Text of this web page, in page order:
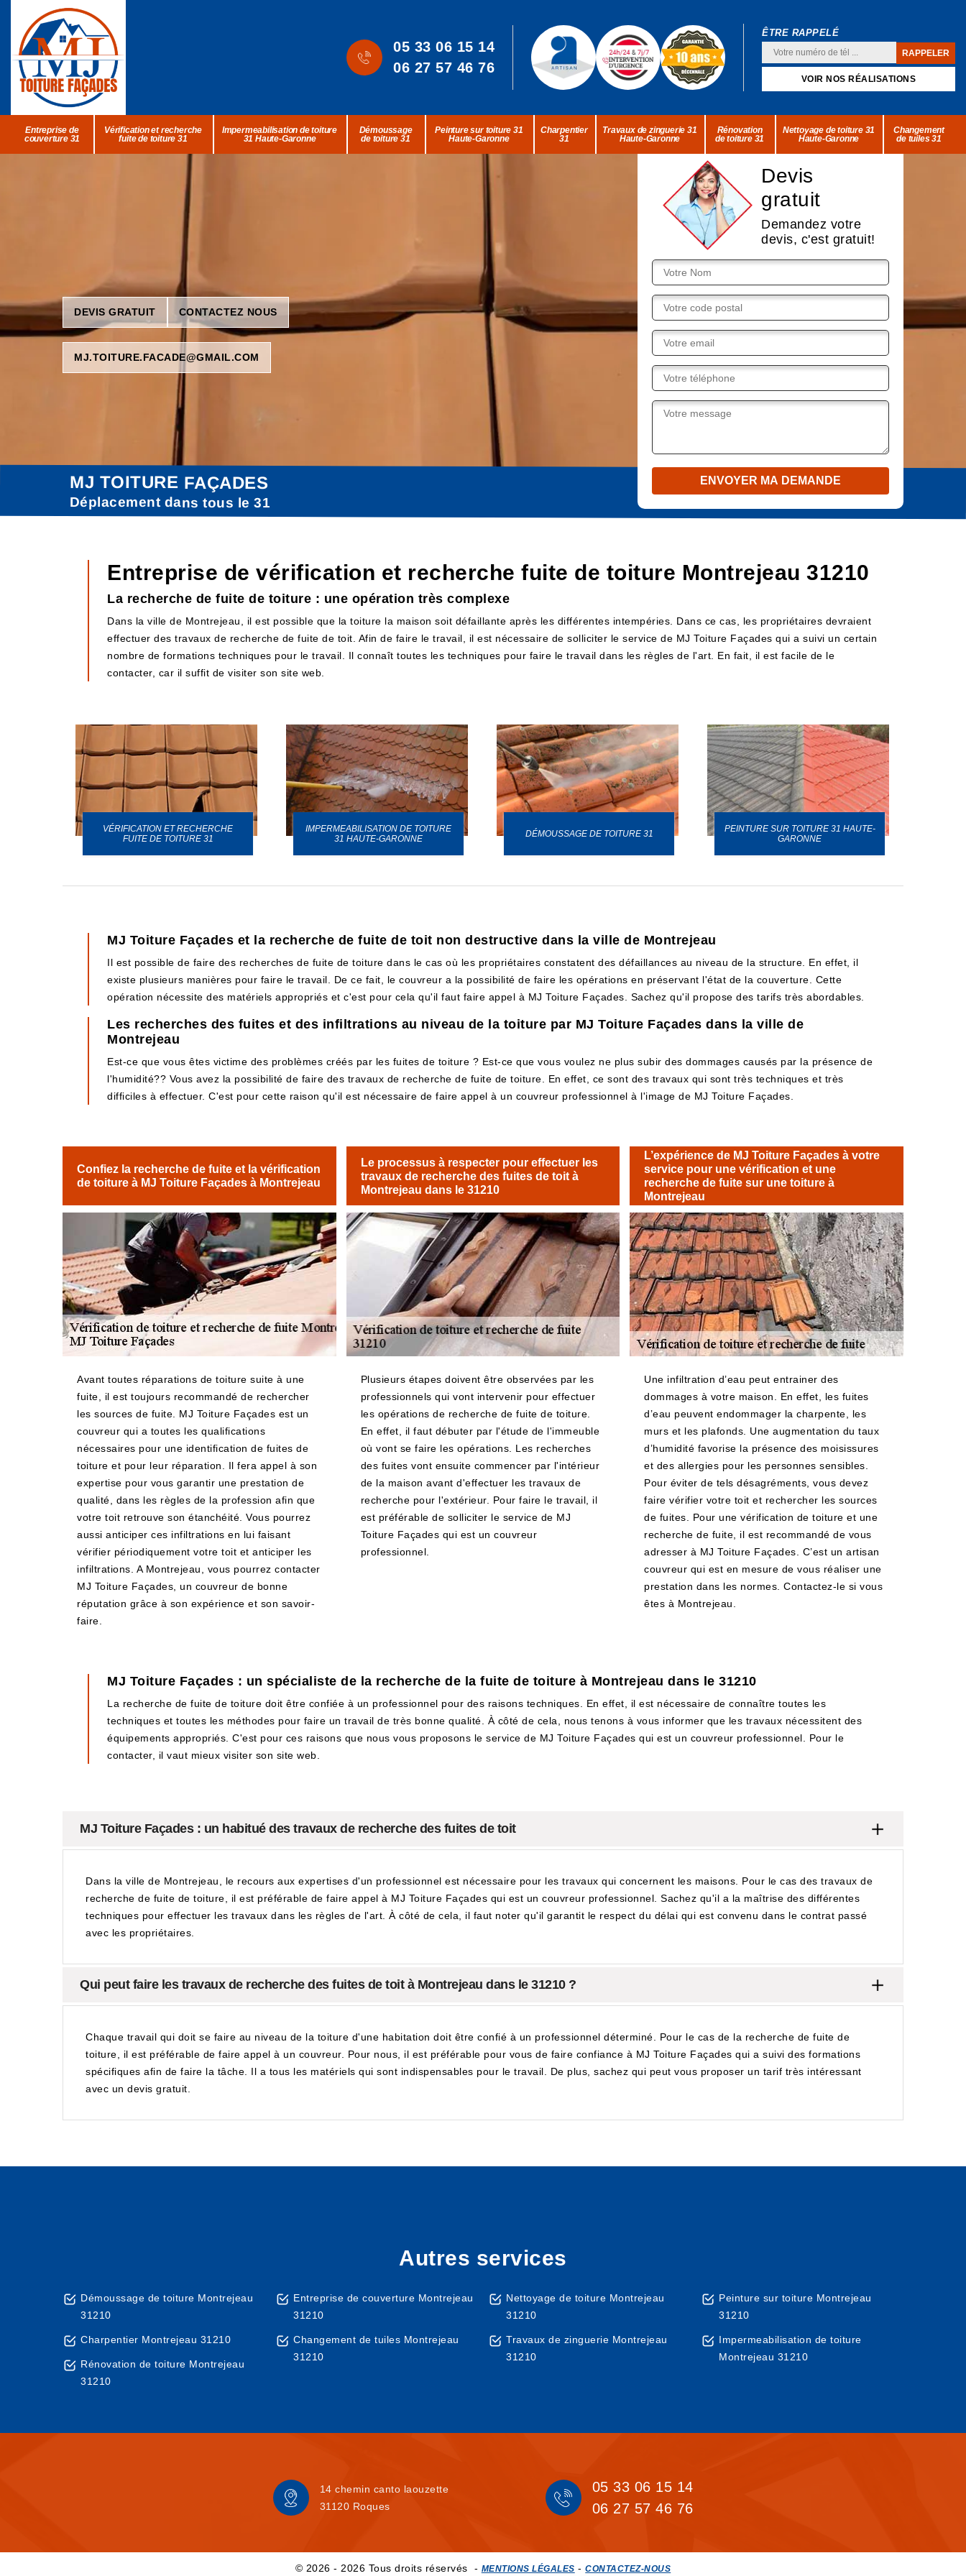
05 33 06 15 14
06 27 57 46 76
ÊTRE RAPPELÉ
VOIR NOS RÉALISATIONS
Entreprise de
couverture 31
Vérification et recherche
fuite de toiture 31
Impermeabilisation de toiture
31 Haute-Garonne
Démoussage
de toiture 31
Peinture sur toiture 31
Haute-Garonne
Charpentier
31
Travaux de zinguerie 31
Haute-Garonne
Rénovation
de toiture 31
Nettoyage de toiture 31
Haute-Garonne
Changement
de tuiles 31
DEVIS GRATUIT CONTACTEZ NOUS
MJ.TOITURE.FACADE@GMAIL.COM
Devis
gratuit
Demandez votre
devis, c'est gratuit!
MJ TOITURE FAÇADES
Déplacement dans tous le 31
Entreprise de vérification et recherche fuite de toiture Montrejeau 31210
La recherche de fuite de toiture : une opération très complexe
Dans la ville de Montrejeau, il est possible que la toiture la maison soit défaillante après les différentes intempéries. Dans ce cas, les propriétaires devraient
effectuer des travaux de recherche de fuite de toit. Afin de faire le travail, il est nécessaire de solliciter le service de MJ Toiture Façades qui a suivi un certain
nombre de formations techniques pour le travail. Il connaît toutes les techniques pour faire le travail dans les règles de l'art. En fait, il est facile de le
contacter, car il suffit de visiter son site web.
VÉRIFICATION ET RECHERCHE
FUITE DE TOITURE 31
IMPERMEABILISATION DE TOITURE
31 HAUTE-GARONNE
DÉMOUSSAGE DE TOITURE 31
PEINTURE SUR TOITURE 31 HAUTE-
GARONNE
MJ Toiture Façades et la recherche de fuite de toit non destructive dans la ville de Montrejeau
Il est possible de faire des recherches de fuite de toiture dans le cas où les propriétaires constatent des défaillances au niveau de la structure. En effet, il
existe plusieurs manières pour faire le travail. De ce fait, le couvreur a la possibilité de faire les opérations en préservant l'état de la couverture. Cette
opération nécessite des matériels appropriés et c'est pour cela qu'il faut faire appel à MJ Toiture Façades. Sachez qu'il propose des tarifs très abordables.
Les recherches des fuites et des infiltrations au niveau de la toiture par MJ Toiture Façades dans la ville de
Montrejeau
Est-ce que vous êtes victime des problèmes créés par les fuites de toiture ? Est-ce que vous voulez ne plus subir des dommages causés par la présence de
l'humidité?? Vous avez la possibilité de faire des travaux de recherche de fuite de toiture. En effet, ce sont des travaux qui sont très techniques et très
difficiles à effectuer. C'est pour cette raison qu'il est nécessaire de faire appel à un couvreur professionnel à l'image de MJ Toiture Façades.
Confiez la recherche de fuite et la vérification
de toiture à MJ Toiture Façades à Montrejeau
Avant toutes réparations de toiture suite à une
fuite, il est toujours recommandé de rechercher
les sources de fuite. MJ Toiture Façades est un
couvreur qui a toutes les qualifications
nécessaires pour une identification de fuites de
toiture et pour leur réparation. Il fera appel à son
expertise pour vous garantir une prestation de
qualité, dans les règles de la profession afin que
votre toit retrouve son étanchéité. Vous pourrez
aussi anticiper ces infiltrations en lui faisant
vérifier périodiquement votre toit et anticiper les
infiltrations. A Montrejeau, vous pourrez contacter
MJ Toiture Façades, un couvreur de bonne
réputation grâce à son expérience et son savoir-
faire.
Le processus à respecter pour effectuer les
travaux de recherche des fuites de toit à
Montrejeau dans le 31210
Plusieurs étapes doivent être observées par les
professionnels qui vont intervenir pour effectuer
les opérations de recherche de fuite de toiture.
En effet, il faut débuter par l'étude de l'immeuble
où vont se faire les opérations. Les recherches
des fuites vont ensuite commencer par l'intérieur
de la maison avant d'effectuer les travaux de
recherche pour l'extérieur. Pour faire le travail, il
est préférable de solliciter le service de MJ
Toiture Façades qui est un couvreur
professionnel.
L’expérience de MJ Toiture Façades à votre
service pour une vérification et une
recherche de fuite sur une toiture à
Montrejeau
Une infiltration d’eau peut entrainer des
dommages à votre maison. En effet, les fuites
d’eau peuvent endommager la charpente, les
murs et les plafonds. Une augmentation du taux
d’humidité favorise la présence des moisissures
et des allergies pour les personnes sensibles.
Pour éviter de tels désagréments, vous devez
faire vérifier votre toit et rechercher les sources
de fuites. Pour une vérification de toiture et une
recherche de fuite, il est recommandé de vous
adresser à MJ Toiture Façades. C’est un artisan
couvreur qui est en mesure de vous réaliser une
prestation dans les normes. Contactez-le si vous
êtes à Montrejeau.
MJ Toiture Façades : un spécialiste de la recherche de la fuite de toiture à Montrejeau dans le 31210
La recherche de fuite de toiture doit être confiée à un professionnel pour des raisons techniques. En effet, il est nécessaire de connaître toutes les
techniques et toutes les méthodes pour faire un travail de très bonne qualité. À côté de cela, nous tenons à vous informer que les travaux nécessitent des
équipements appropriés. C'est pour ces raisons que nous vous proposons le service de MJ Toiture Façades qui est un couvreur professionnel. Pour le
contacter, il vaut mieux visiter son site web.
MJ Toiture Façades : un habitué des travaux de recherche des fuites de toit
Dans la ville de Montrejeau, le recours aux expertises d'un professionnel est nécessaire pour les travaux qui concernent les maisons. Pour le cas des travaux de
recherche de fuite de toiture, il est préférable de faire appel à MJ Toiture Façades qui est un couvreur professionnel. Sachez qu'il a la maîtrise des différentes
techniques pour effectuer les travaux dans les règles de l'art. À côté de cela, il faut noter qu'il garantit le respect du délai qui est convenu dans le contrat passé
avec les propriétaires.
Qui peut faire les travaux de recherche des fuites de toit à Montrejeau dans le 31210 ?
Chaque travail qui doit se faire au niveau de la toiture d'une habitation doit être confié à un professionnel déterminé. Pour le cas de la recherche de fuite de
toiture, il est préférable de faire appel à un couvreur. Pour nous, il est préférable pour vous de faire confiance à MJ Toiture Façades qui a suivi des formations
spécifiques afin de faire la tâche. Il a tous les matériels qui sont indispensables pour le travail. De plus, sachez qui peut vous proposer un tarif très intéressant
avec un devis gratuit.
Autres services
Démoussage de toiture Montrejeau
31210
Charpentier Montrejeau 31210
Rénovation de toiture Montrejeau
31210
Entreprise de couverture Montrejeau
31210
Changement de tuiles Montrejeau
31210
Nettoyage de toiture Montrejeau
31210
Travaux de zinguerie Montrejeau
31210
Peinture sur toiture Montrejeau
31210
Impermeabilisation de toiture
Montrejeau 31210
14 chemin canto laouzette
31120 Roques
05 33 06 15 14
06 27 57 46 76
© 2026 - 2026 Tous droits réservés - MENTIONS LÉGALES -CONTACTEZ-NOUS